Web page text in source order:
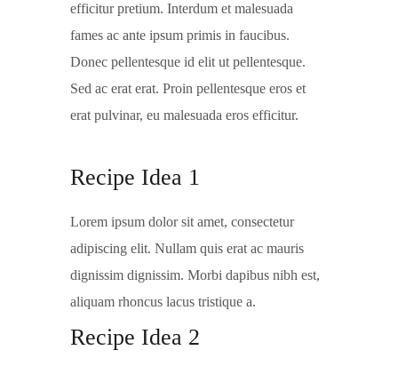
efficitur pretium. Interdum et malesuada
fames ac ante ipsum primis in faucibus.
Donec pellentesque id elit ut pellentesque.
Sed ac erat erat. Proin pellentesque eros et
erat pulvinar, eu malesuada eros efficitur.
Recipe Idea 1
Lorem ipsum dolor sit amet, consectetur
adipiscing elit. Nullam quis erat ac mauris
dignissim dignissim. Morbi dapibus nibh est,
aliquam rhoncus lacus tristique a.
Recipe Idea 2